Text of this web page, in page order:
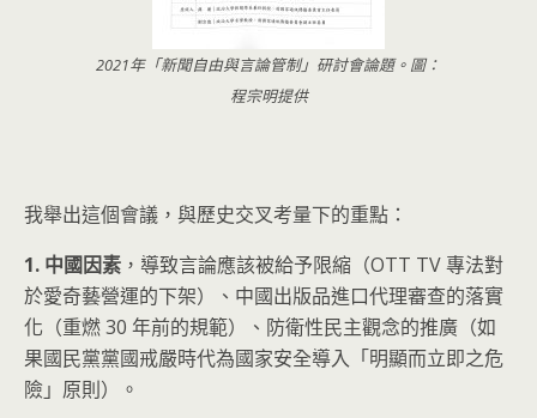
2021年「新聞自由與言論管制」研討會論題。圖：
程宗明提供
我舉出這個會議，與歷史交叉考量下的重點：
1. 中國因素 ，導致言論應該被給予限縮（OTT TV 專法對
於愛奇藝營運的下架）、中國出版品進口代理審查的落實
化（重燃 30 年前的規範）、防衛性民主觀念的推廣（如
果國民黨黨國戒嚴時代為國家安全導入「明顯而立即之危
險」原則）。